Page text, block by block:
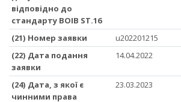
відповідно до
стандарту ВОІВ ST.16
(21) Номер заявки
u202201215
(22) Дата подання
заявки
14.04.2022
(24) Дата, з якої є
чинними права
23.03.2023